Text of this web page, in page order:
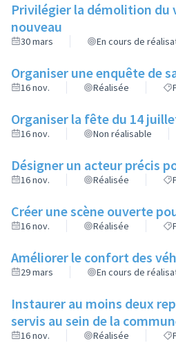
Privilégier la démolition du
nouveau
30 mars En cours de
Organiser une enquête de
16 nov. Réalisée
Organiser la fête du 14
16 nov. Non réalisable
Désigner un acteur précis
16 nov. Réalisée
Créer une scène ouverte
16 nov. Réalisée
Améliorer le confort des
29 mars En cours de
Instaurer au moins deux
servis au sein de la
16 nov. Réalisée